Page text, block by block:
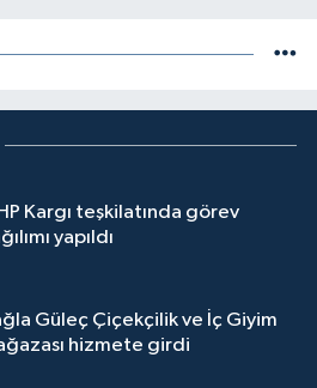
Kargı teşkilatında görev
yapıldı
Güleç Çiçekçilik ve İç Giyim
hizmete girdi